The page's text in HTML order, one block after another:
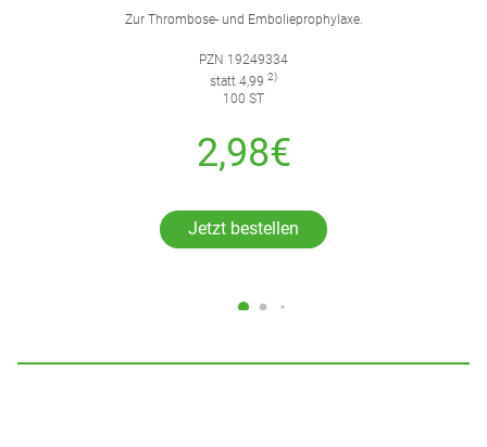
Zur Thrombose- und Embolieprophylaxe.
PZN 19249334
statt 4,99 2)
100 ST
2,98€
Jetzt bestellen